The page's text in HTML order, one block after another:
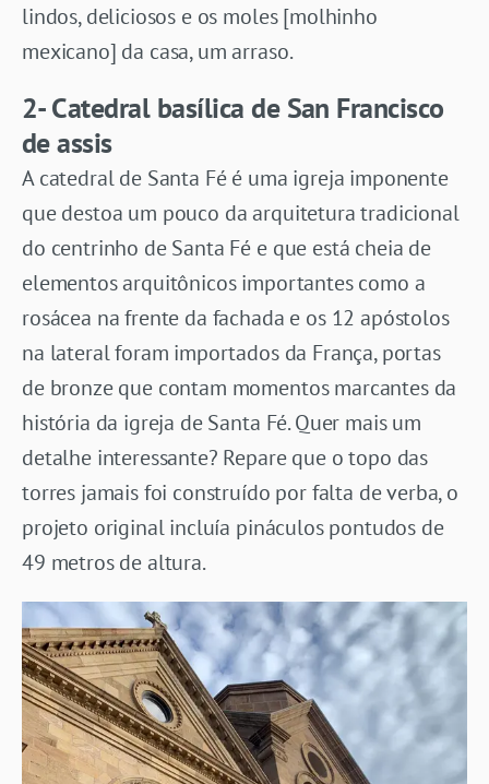
lindos, deliciosos e os moles [molhinho
mexicano] da casa, um arraso.
2- Catedral basílica de San Francisco
de assis
A catedral de Santa Fé é uma igreja imponente
que destoa um pouco da arquitetura tradicional
do centrinho de Santa Fé e que está cheia de
elementos arquitônicos importantes como a
rosácea na frente da fachada e os 12 apóstolos
na lateral foram importados da França, portas
de bronze que contam momentos marcantes da
história da igreja de Santa Fé. Quer mais um
detalhe interessante? Repare que o topo das
torres jamais foi construído por falta de verba, o
projeto original incluía pináculos pontudos de
49 metros de altura.